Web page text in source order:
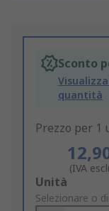
Sconto
quantità
Prezzo per 1
(IVA
Add
to
Unità
Selezionare o